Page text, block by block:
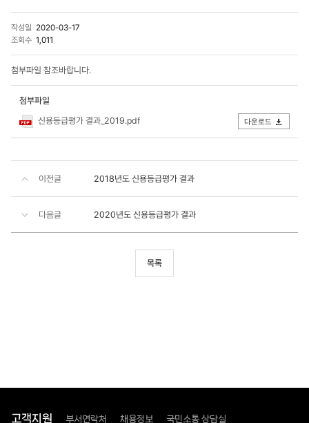
작성일 2020-03-17
조회수 1,011
첨부파일 참조바랍니다.
첨부파일
신용등급평가 결과_2019.pdf
다운로드
이전글 2018년도 신용등급평가 결과
다음글 2020년도 신용등급평가 결과
목록
고객지원 부서연락처 채용정보 국민소통 상담실